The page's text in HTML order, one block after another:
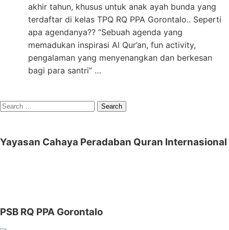
akhir tahun, khusus untuk anak ayah bunda yang
terdaftar di kelas TPQ RQ PPA Gorontalo.. Seperti
apa agendanya?? “Sebuah agenda yang
memadukan inspirasi Al Qur’an, fun activity,
pengalaman yang menyenangkan dan berkesan
bagi para santri” …
Search
Yayasan Cahaya Peradaban Quran Internasional
PSB RQ PPA Gorontalo